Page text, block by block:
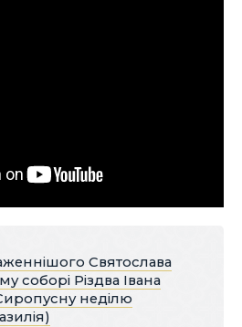
Святослава
соборі Різдва Івана
неділю